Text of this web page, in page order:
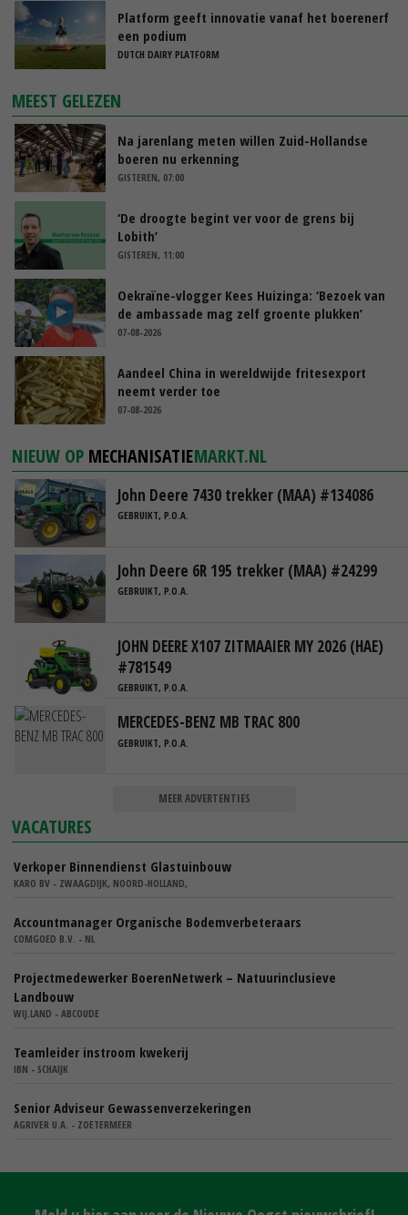
Platform geeft innovatie vanaf het boerenerf
een podium
DUTCH DAIRY PLATFORM
MEEST GELEZEN
Na jarenlang meten willen Zuid-Hollandse
boeren nu erkenning
GISTEREN, 07:00
‘De droogte begint ver voor de grens bij
Lobith’
GISTEREN, 11:00
Oekraïne-vlogger Kees Huizinga: ‘Bezoek van
de ambassade mag zelf groente plukken’
07-08-2026
Aandeel China in wereldwijde fritesexport
neemt verder toe
07-08-2026
NIEUW OP MECHANISATIEMARKT.NL
John Deere 7430 trekker (MAA) #134086
GEBRUIKT, P.O.A.
John Deere 6R 195 trekker (MAA) #24299
GEBRUIKT, P.O.A.
JOHN DEERE X107 ZITMAAIER MY 2026 (HAE)
#781549
GEBRUIKT, P.O.A.
MERCEDES-BENZ MB TRAC 800
GEBRUIKT, P.O.A.
MEER ADVERTENTIES
VACATURES
Verkoper Binnendienst Glastuinbouw
KARO BV - ZWAAGDIJK, NOORD-HOLLAND,
Accountmanager Organische Bodemverbeteraars
COMGOED B.V. - NL
Projectmedewerker BoerenNetwerk – Natuurinclusieve
Landbouw
WIJ.LAND - ABCOUDE
Teamleider instroom kwekerij
IBN - SCHAIJK
Senior Adviseur Gewassenverzekeringen
AGRIVER U.A. - ZOETERMEER